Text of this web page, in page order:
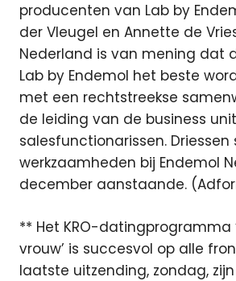
producenten van Lab by
der Vleugel en Annette de
Nederland is van mening dat
Lab by Endemol het beste
met een rechtstreekse
de leiding van de business
salesfunctionarissen.
werkzaamheden bij Endemol
december aanstaande.
** Het KRO-datingprogramma
vrouw’ is succesvol op alle
laatste uitzending, zondag,